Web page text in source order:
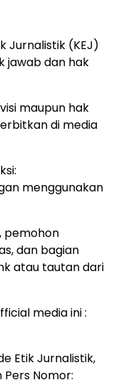
Jurnalistik (KEJ)
jawab dan hak
maupun hak
di media
menggunakan
pemohon
dan bagian
atau tautan dari
media ini :
Etik Jurnalistik,
Nomor: